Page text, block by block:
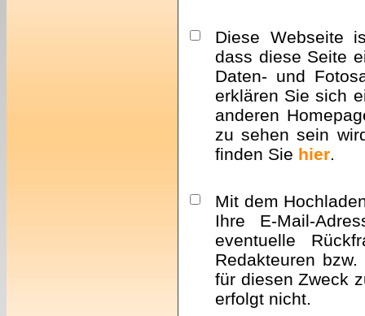
Diese Webseite
dass diese Seite
Daten- und
erklären Sie sich
anderen
zu sehen sein
finden Sie hier.
Mit dem
Ihre E-Mail-
eventuelle
Redakteuren
für diesen Zweck
erfolgt nicht.